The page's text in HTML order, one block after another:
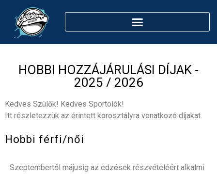
HOBBI HOZZÁJÁRULÁSI DÍJAK -
2025 / 2026
Kedves Szülők! Kedves Sportolók!
Itt részletezzük az érintett korosztályra vonatkozó díjakat.
Hobbi férfi/női
Szeptembertől májusig az edzések részvételéért alkalmi